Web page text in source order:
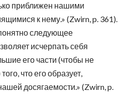
приближен нашими
к нему.» (Zwirn, p. 361).
следующее
исчерпать себя
его части (чтобы не
что его образует,
досягаемости.» (Zwirn, p.